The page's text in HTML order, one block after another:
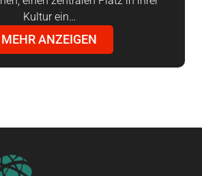
Kultur ein…
MEHR ANZEIGEN